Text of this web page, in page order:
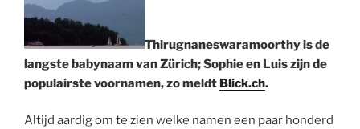
Thirugnaneswaramoorthy is de
langste babynaam van Zürich; Sophie en Luis zijn de
populairste voornamen, zo meldt Blick.ch.
Altijd aardig om te zien welke namen een paar honderd